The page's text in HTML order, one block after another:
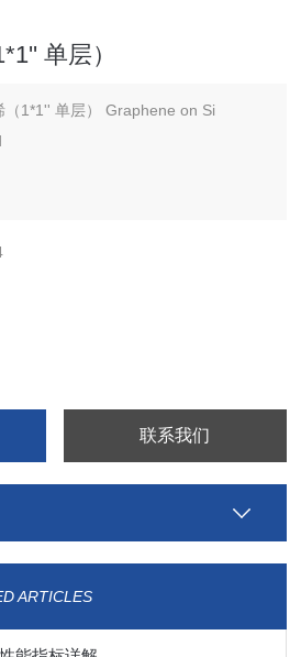
单层）
（1*1'' 单层） Graphene on Si
制备铜基石墨烯
联系我们
ARTICLES